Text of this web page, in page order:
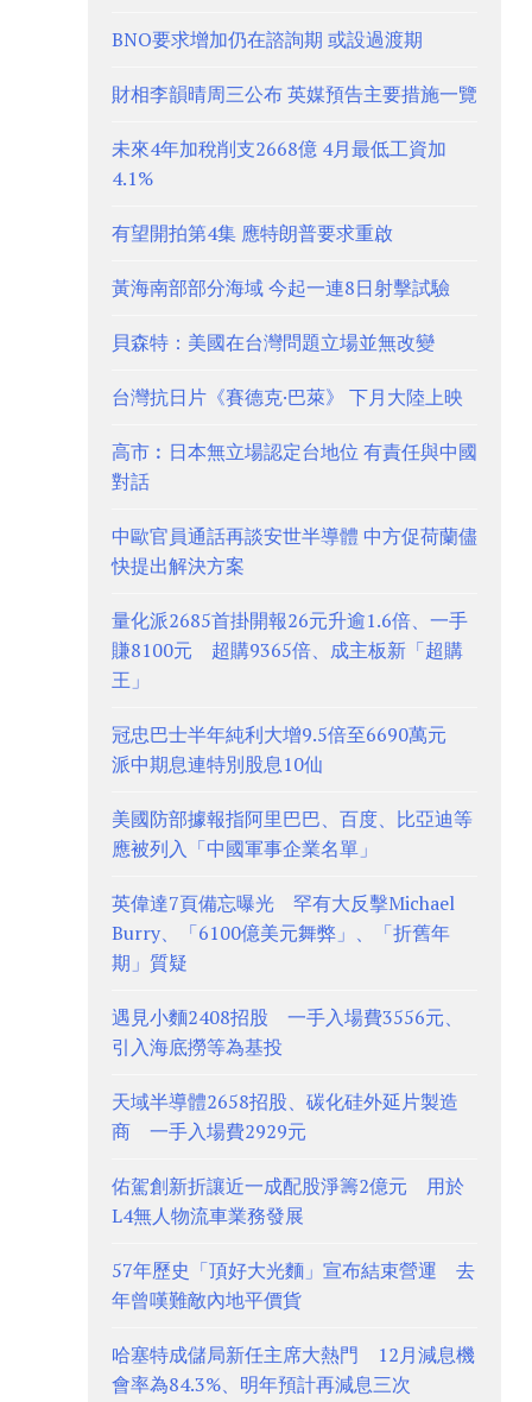
BNO要求增加仍在諮詢期 或設過渡期
財相李韻晴周三公布 英媒預告主要措施一覽
未來4年加稅削支2668億 4月最低工資加
4.1%
有望開拍第4集 應特朗普要求重啟
黃海南部部分海域 今起一連8日射擊試驗
貝森特：美國在台灣問題立場並無改變
台灣抗日片《賽德克·巴萊》 下月大陸上映
高市︰日本無立場認定台地位 有責任與中國
對話
中歐官員通話再談安世半導體 中方促荷蘭儘
快提出解決方案
量化派2685首掛開報26元升逾1.6倍、一手
賺8100元 超購9365倍、成主板新「超購
王」
冠忠巴士半年純利大增9.5倍至6690萬元
派中期息連特別股息10仙
美國防部據報指阿里巴巴、百度、比亞迪等
應被列入「中國軍事企業名單」
英偉達7頁備忘曝光 罕有大反擊Michael
Burry、「6100億美元舞弊」、「折舊年
期」質疑
遇見小麵2408招股 一手入場費3556元、
引入海底撈等為基投
天域半導體2658招股、碳化硅外延片製造
商 一手入場費2929元
佑駕創新折讓近一成配股淨籌2億元 用於
L4無人物流車業務發展
57年歷史「頂好大光麵」宣布結束營運 去
年曾嘆難敵內地平價貨
哈塞特成儲局新任主席大熱門 12月減息機
會率為84.3%、明年預計再減息三次